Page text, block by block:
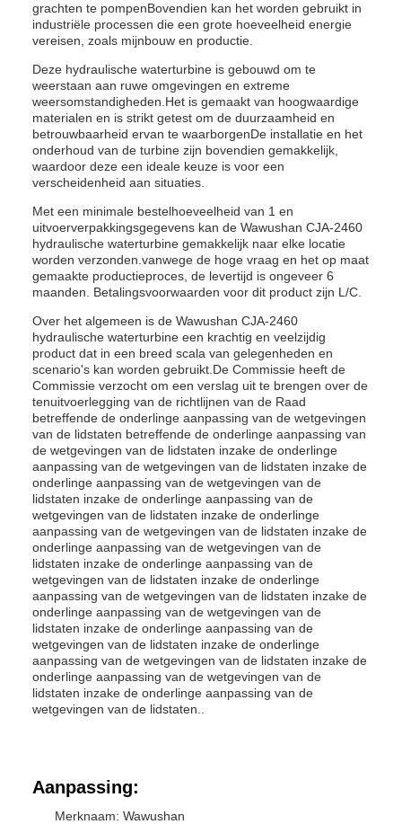
grachten te pompenBovendien kan het worden gebruikt in
industriële processen die een grote hoeveelheid energie
vereisen, zoals mijnbouw en productie.
Deze hydraulische waterturbine is gebouwd om te
weerstaan aan ruwe omgevingen en extreme
weersomstandigheden.Het is gemaakt van hoogwaardige
materialen en is strikt getest om de duurzaamheid en
betrouwbaarheid ervan te waarborgenDe installatie en het
onderhoud van de turbine zijn bovendien gemakkelijk,
waardoor deze een ideale keuze is voor een
verscheidenheid aan situaties.
Met een minimale bestelhoeveelheid van 1 en
uitvoerverpakkingsgegevens kan de Wawushan CJA-2460
hydraulische waterturbine gemakkelijk naar elke locatie
worden verzonden.vanwege de hoge vraag en het op maat
gemaakte productieproces, de levertijd is ongeveer 6
maanden. Betalingsvoorwaarden voor dit product zijn L/C.
Over het algemeen is de Wawushan CJA-2460
hydraulische waterturbine een krachtig en veelzijdig
product dat in een breed scala van gelegenheden en
scenario's kan worden gebruikt.De Commissie heeft de
Commissie verzocht om een verslag uit te brengen over de
tenuitvoerlegging van de richtlijnen van de Raad
betreffende de onderlinge aanpassing van de wetgevingen
van de lidstaten betreffende de onderlinge aanpassing van
de wetgevingen van de lidstaten inzake de onderlinge
aanpassing van de wetgevingen van de lidstaten inzake de
onderlinge aanpassing van de wetgevingen van de
lidstaten inzake de onderlinge aanpassing van de
wetgevingen van de lidstaten inzake de onderlinge
aanpassing van de wetgevingen van de lidstaten inzake de
onderlinge aanpassing van de wetgevingen van de
lidstaten inzake de onderlinge aanpassing van de
wetgevingen van de lidstaten inzake de onderlinge
aanpassing van de wetgevingen van de lidstaten inzake de
onderlinge aanpassing van de wetgevingen van de
lidstaten inzake de onderlinge aanpassing van de
wetgevingen van de lidstaten inzake de onderlinge
aanpassing van de wetgevingen van de lidstaten inzake de
onderlinge aanpassing van de wetgevingen van de
lidstaten inzake de onderlinge aanpassing van de
wetgevingen van de lidstaten..
Aanpassing:
Merknaam: Wawushan